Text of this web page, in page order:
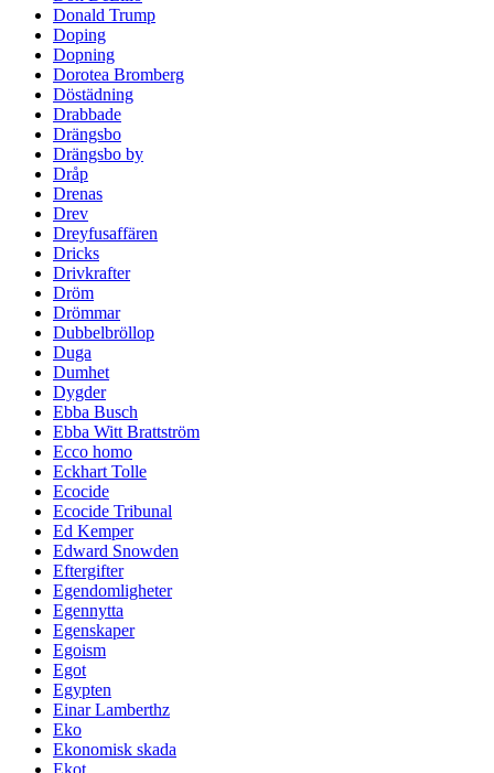
Donald Trump
Doping
Dopning
Dorotea Bromberg
Döstädning
Drabbade
Drängsbo
Drängsbo by
Dråp
Drenas
Drev
Dreyfusaffären
Dricks
Drivkrafter
Dröm
Drömmar
Dubbelbröllop
Duga
Dumhet
Dygder
Ebba Busch
Ebba Witt Brattström
Ecco homo
Eckhart Tolle
Ecocide
Ecocide Tribunal
Ed Kemper
Edward Snowden
Eftergifter
Egendomligheter
Egennytta
Egenskaper
Egoism
Egot
Egypten
Einar Lamberthz
Eko
Ekonomisk skada
Ekot